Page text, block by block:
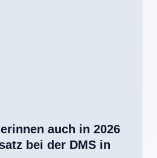
auch in 2026
bei der DMS in